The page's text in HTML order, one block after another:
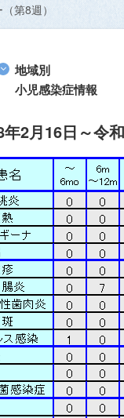
第8週）
地域別
小児感染症情報
2月16日～令和